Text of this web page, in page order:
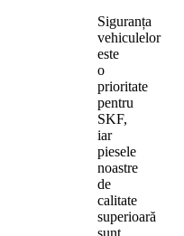
Siguranța
vehiculelor
este
o
prioritate
pentru
SKF,
iar
piesele
noastre
de
calitate
superioară
sunt